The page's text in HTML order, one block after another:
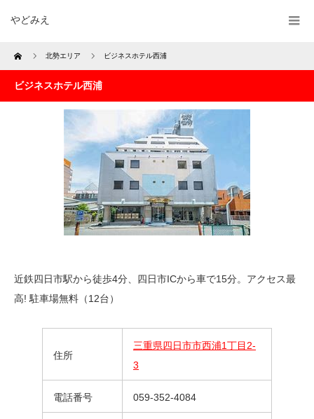
やどみえ
Home 北勢エリア ビジネスホテル西浦
ビジネスホテル西浦
近鉄四日市駅から徒歩4分、四日市ICから車で15分。アクセス最
高! 駐車場無料（12台）
住所
三重県四日市市西浦1丁目2-
3
電話番号 059-352-4084